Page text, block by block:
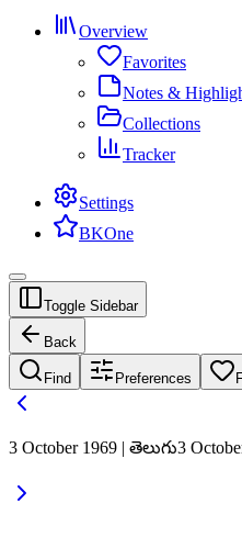
Overview
Favorites
Notes &
Collections
Tracker
Settings
BKOne
Toggle Sidebar
Back
Find Preferences
3 October 1969 | తెలుగు3